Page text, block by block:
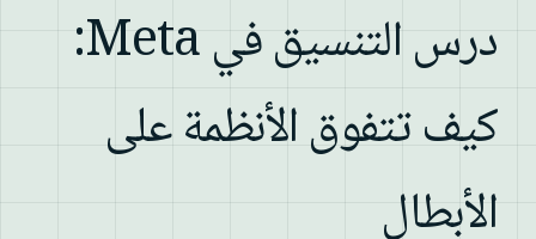
درس التنسيق في Meta:
كيف تتفوق الأنظمة على
الأبطال